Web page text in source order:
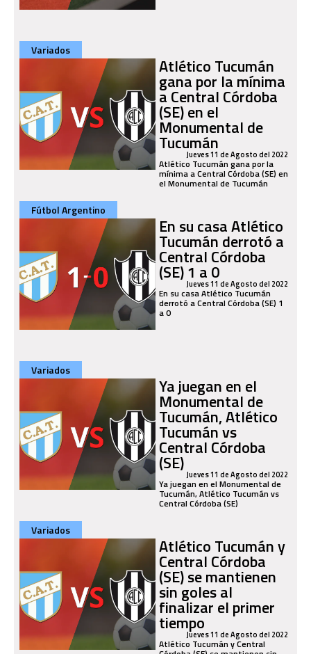
Variados
Atlético Tucumán
gana por la mínima
a Central Córdoba
(SE) en el
Monumental de
Tucumán
Jueves 11 de Agosto del 2022
Atlético Tucumán gana por la
mínima a Central Córdoba (SE) en
el Monumental de Tucumán
Fútbol Argentino
En su casa Atlético
Tucumán derrotó a
Central Córdoba
(SE) 1 a 0
Jueves 11 de Agosto del 2022
En su casa Atlético Tucumán
derrotó a Central Córdoba (SE) 1
a 0
Variados
Ya juegan en el
Monumental de
Tucumán, Atlético
Tucumán vs
Central Córdoba
(SE) Jueves 11 de Agosto del 2022
Ya juegan en el Monumental de
Tucumán, Atlético Tucumán vs
Central Córdoba (SE)
Variados
Atlético Tucumán y
Central Córdoba
(SE) se mantienen
sin goles al
finalizar el primer
tiempoJueves 11 de Agosto del 2022
Atlético Tucumán y Central